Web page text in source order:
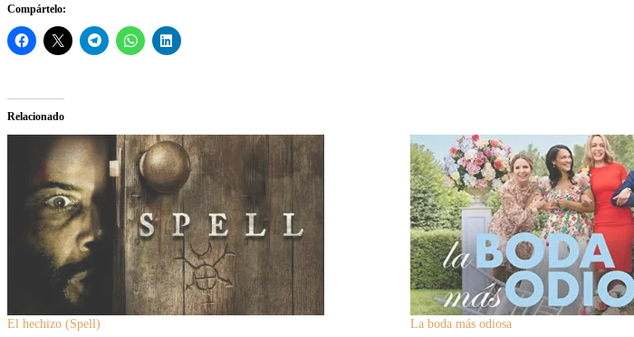
Compártelo:
Relacionado
El hechizo (Spell)
La boda más odiosa